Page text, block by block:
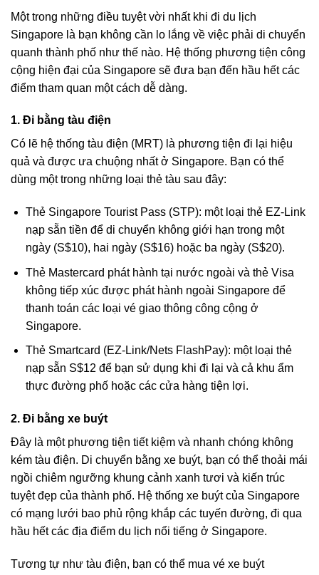
Một trong những điều tuyệt vời nhất khi đi du lịch
Singapore là bạn không cần lo lắng về việc phải di chuyển
quanh thành phố như thế nào. Hệ thống phương tiện công
cộng hiện đại của Singapore sẽ đưa bạn đến hầu hết các
điểm tham quan một cách dễ dàng.
1. Đi bằng tàu điện
Có lẽ hệ thống tàu điện (MRT) là phương tiện đi lại hiệu
quả và được ưa chuộng nhất ở Singapore. Bạn có thể
dùng một trong những loại thẻ tàu sau đây:
Thẻ Singapore Tourist Pass (STP): một loại thẻ EZ-Link
nạp sẵn tiền để di chuyển không giới hạn trong một
ngày (S$10), hai ngày (S$16) hoặc ba ngày (S$20).
Thẻ Mastercard phát hành tại nước ngoài và thẻ Visa
không tiếp xúc được phát hành ngoài Singapore để
thanh toán các loại vé giao thông công cộng ở
Singapore.
Thẻ Smartcard (EZ-Link/Nets FlashPay): một loại thẻ
nạp sẵn S$12 để bạn sử dụng khi đi lại và cả khu ẩm
thực đường phố hoặc các cửa hàng tiện lợi.
2. Đi bằng xe buýt
Đây là một phương tiện tiết kiệm và nhanh chóng không
kém tàu điện. Di chuyển bằng xe buýt, bạn có thể thoải mái
ngồi chiêm ngưỡng khung cảnh xanh tươi và kiến trúc
tuyệt đẹp của thành phố. Hệ thống xe buýt của Singapore
có mạng lưới bao phủ rộng khắp các tuyến đường, đi qua
hầu hết các địa điểm du lịch nổi tiếng ở Singapore.
Tương tự như tàu điện, bạn có thể mua vé xe buýt